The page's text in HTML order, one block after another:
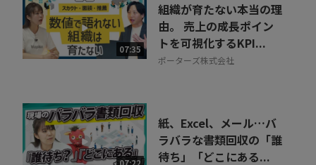
07:35
組織が育たない本当の理
由。 売上の成長ポイン
トを可視化するKPI...
ポーターズ株式会社
紙、Excel、メール…バ
ラバラな書類回収の「誰
待ち」「どこにある...